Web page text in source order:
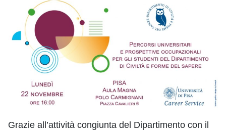
Grazie all’attività congiunta del Dipartimento con il